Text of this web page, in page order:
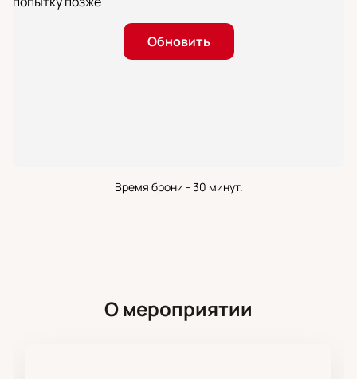
Обновить
Время брони - 30 минут.
О мероприятии